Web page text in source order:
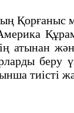
Қорғаныс
атынан
тиiстi